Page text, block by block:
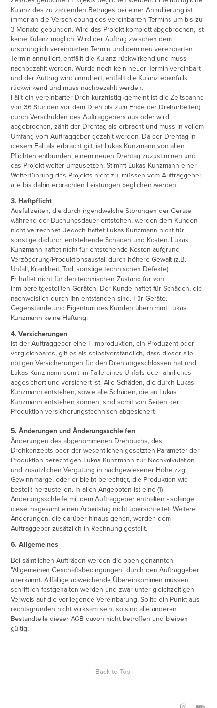
Kulanz des zu zahlenden Betrages bei einer Annullierung ist
immer an die Verschiebung des vereinbarten Termins um bis zu
3 Monate gebunden. Wird das Projekt komplett abgebrochen, ist
keine Kulanz möglich. Wird der Auftrag zwischen dem
ursprünglich vereinbarten Termin und dem neu vereinbarten
Termin annulliert, entfällt die Kulanz rückwirkend und muss
nachbezahlt werden. Wurde noch kein neuer Termin vereinbart
und der Auftrag wird annulliert, entfällt die Kulanz ebenfalls
rückwirkend und muss nachbezahlt werden.
Fällt ein vereinbarter Dreh kurzfristig (gemeint ist die Zeitspanne
von 36 Stunden vor dem Dreh bis zum Ende der Dreharbeiten)
durch Verschulden des Auftraggebers aus oder wird
abgebrochen, zählt der Drehtag als erbracht und muss in vollem
Umfang vom Auftraggeber gezahlt werden. Da der Drehtag in
diesem Fall als erbracht gilt, ist Lukas Kunzmann von allen
Pflichten entbunden, einem neuen Drehtag zuzustimmen und
das Projekt weiter umzusetzen. Stimmt Lukas Kunzmann einer
Weiterführung des Projekts nicht zu, müssen vom Auftraggeber
alle bis dahin erbrachten Leistungen beglichen werden.
3. Haftpflicht
Ausfallzeiten, die durch irgendwelche Störungen der Geräte
während der Buchungsdauer entstehen, werden dem Kunden
nicht verrechnet. Jedoch haftet Lukas Kunzmann nicht für
sonstige dadurch entstehende Schäden und Kosten. Lukas
Kunzmann haftet nicht für entstehende Kosten aufgrund
Verzögerung/Produktionsausfall durch höhere Gewalt (z.B.
Unfall, Krankheit, Tod, sonstige technischen Defekte).
Er haftet nicht für den technischen Zustand für von
ihm bereitgestellten Geräten. Der Kunde haftet für Schäden, die
nachweislich durch Ihn entstanden sind. Für Geräte,
Gegenstände und Eigentum des Kunden übernimmt Lukas
Kunzmann keine Haftung.
4. Versicherungen
Ist der Auftraggeber eine Filmproduktion, ein Produzent oder
vergleichbares, gilt es als selbstverständlich, dass dieser alle
nötigen Versicherungen für den Dreh abgeschlossen hat und
Lukas Kunzmann somit im Falle eines Unfalls oder ähnliches
abgesichert und versichert ist. Alle Schäden, die durch Lukas
Kunzmann entstehen, sowie alle Schäden, die an Lukas
Kunzmann entstehen können, sind somit von Seiten der
Produktion versicherungstechnisch abgesichert.
5. Änderungen und Änderungsschleifen
Änderungen des abgenommenen Drehbuchs, des
Drehkonzepts oder der wesentlichen gesetzten Parameter der
Produktion berechtigen Lukas Kunzmann zur Nachkalkulation
und zusätzlichen Vergütung in nachgewiesener Höhe zzgl.
Gewinnmarge, oder er bleibt berechtigt, die Produktion wie
bestellt herzustellen. In allen Angeboten ist eine (1)
Änderungsschleife mit dem Auftraggeber enthalten - solange
diese insgesamt einen Arbeitstag nicht überschreitet. Weitere
Änderungen, die darüber hinaus gehen, werden dem
Auftraggeber zusätzlich in Rechnung gestellt.
6. Allgemeines
Bei sämtlichen Aufträgen werden die oben genannten
"Allgemeinen Geschäftsbedingungen" durch den Auftraggeber
anerkannt. Allfällige abweichende Übereinkommen müssen
schriftlich festgehalten werden und zwar unter gleichzeitigen
Verweis auf die vorliegende Vereinbarung. Sollte ein Punkt aus
rechtsgründen nicht wirksam sein, so sind alle anderen
Bestandteile dieser AGB davon nicht betroffen und bleiben
gültig.
↑ Back to Top